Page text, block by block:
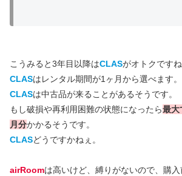
こうみると3年目以降はCLASがオトクですね
CLASはレンタル期間が1ヶ月から選べます。
CLASは中古品が来ることがあるそうです。
もし破損や再利用困難の状態になったら最大
月分かかるそうです。
CLASどうですかねぇ。
airRoomは高いけど、縛りがないので、購